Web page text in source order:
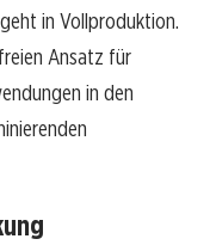
in Vollproduktion.
Ansatz für
in den